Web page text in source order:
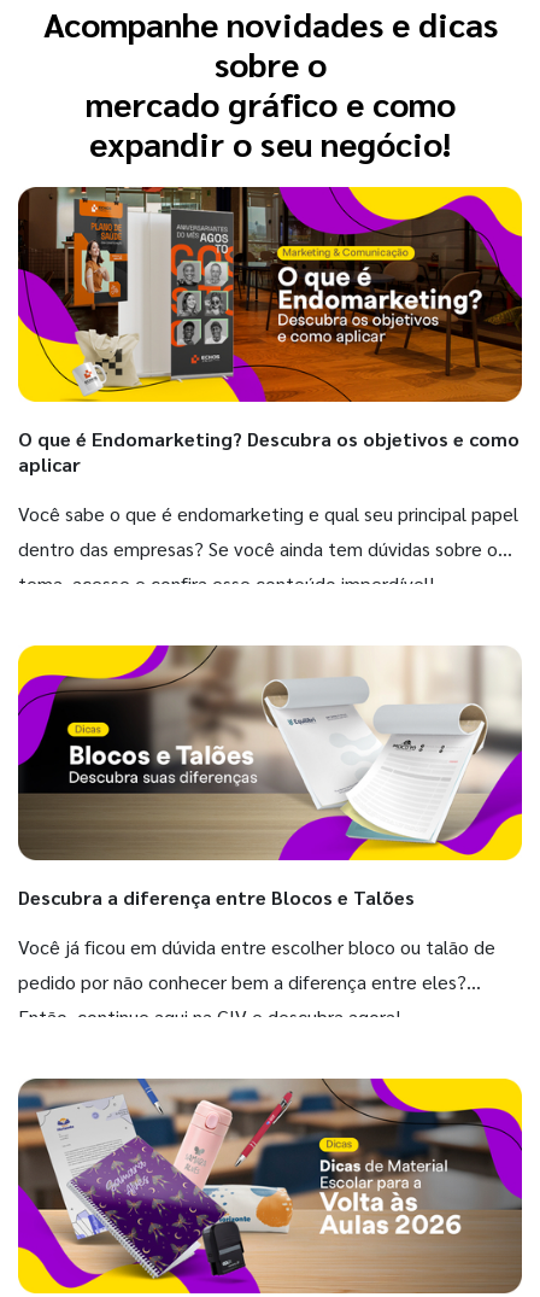
Acompanhe novidades e dicas
sobre o
mercado gráfico e como
expandir o seu negócio!
O que é Endomarketing? Descubra os objetivos e como
aplicar
Você sabe o que é endomarketing e qual seu principal papel
dentro das empresas? Se você ainda tem dúvidas sobre o
tema, acesse e confira esse conteúdo imperdível!
Descubra a diferença entre Blocos e Talões
Você já ficou em dúvida entre escolher bloco ou talão de
pedido por não conhecer bem a diferença entre eles?
Então, continue aqui na GIV e descubra agora!